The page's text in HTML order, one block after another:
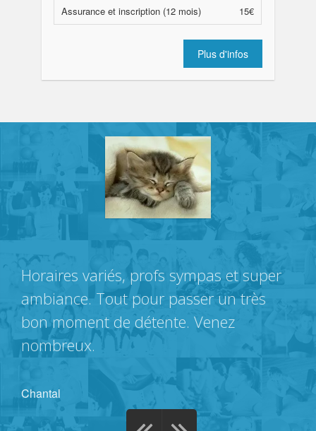
Assurance et inscription (12 mois) 15€
Plus d'infos
Horaires variés, profs sympas et super
ambiance. Tout pour passer un très
bon moment de détente. Venez
nombreux.
Chantal